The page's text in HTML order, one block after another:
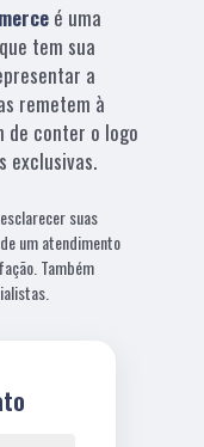
é uma
tem sua
a
remetem à
de conter o logo
exclusivas.
suas
um atendimento
Também